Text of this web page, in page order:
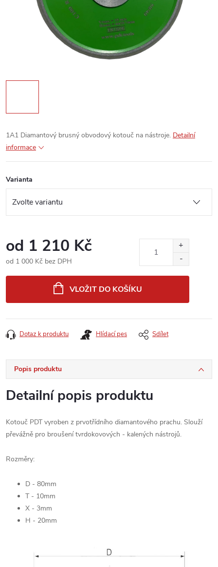
1A1 Diamantový brusný obvodový kotouč na nástroje. Detailní
informace
Varianta
od 1 210 Kč
od 1 000 Kč bez DPH
VLOŽIT DO KOŠÍKU
Dotaz k produktu Hlídací pes Sdílet
Popis produktu
Detailní popis produktu
Kotouč PDT vyroben z prvotřídního diamantového prachu. Slouží
převážně pro broušení tvrdokovových - kalených nástrojů.
Rozměry:
D - 80mm
T - 10mm
X - 3mm
H - 20mm